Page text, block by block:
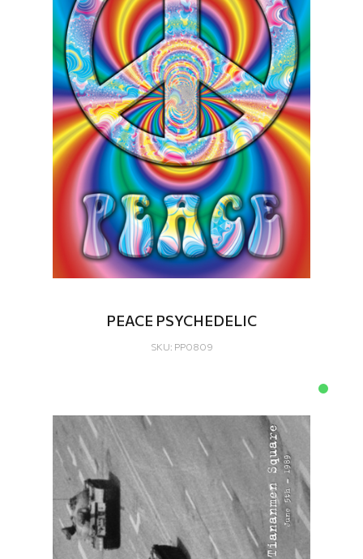
PEACE PSYCHEDELIC
SKU: PP0809